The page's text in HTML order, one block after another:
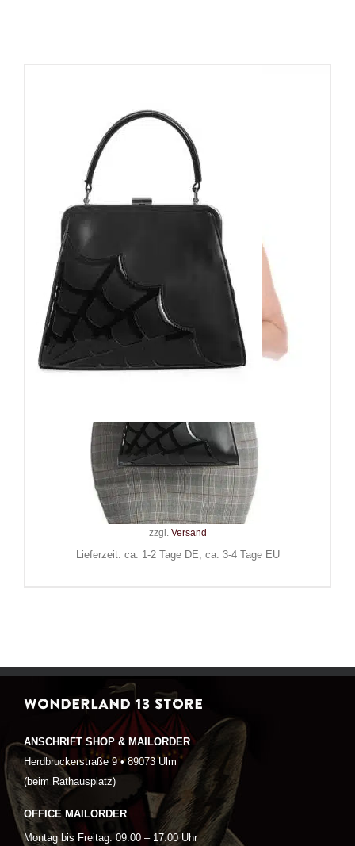
Banned Handtasche Twilight
Time
64,90€
Inkl. MwSt.
zzgl. Versand
Lieferzeit: ca. 1-2 Tage DE, ca. 3-4 Tage EU
WONDERLAND 13 STORE
ANSCHRIFT SHOP & MAILORDER
Herdbruckerstraße 9 • 89073 Ulm
(beim Rathausplatz)
OFFICE MAILORDER
Montag bis Freitag: 09:00 – 17:00 Uhr